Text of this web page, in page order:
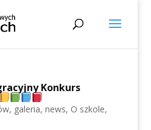
Konkurs
, galeria, news, O szkole,